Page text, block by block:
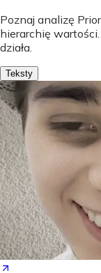
Poznaj analizę
hierarchię
działa.
Teksty